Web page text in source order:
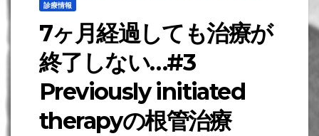
診療情報
7ヶ月経過しても治療が
終了しない…#3
Previously initiated
therapyの根管治療